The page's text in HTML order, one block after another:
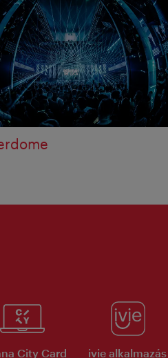
City Card ivie alkalmazás